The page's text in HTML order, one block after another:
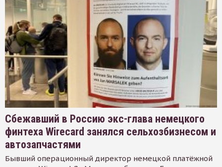
Сбежавший в Россию экс-глава немецкого
финтеха Wirecard занялся сельхозбизнесом и
автозапчастями
Бывший операционный директор немецкой платёжной